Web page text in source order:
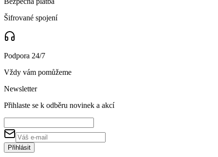
Šifrované spojení
Podpora 24/7
Vždy vám pomůžeme
Newsletter
Přihlaste se k odběru novinek a akcí
Přihlásit